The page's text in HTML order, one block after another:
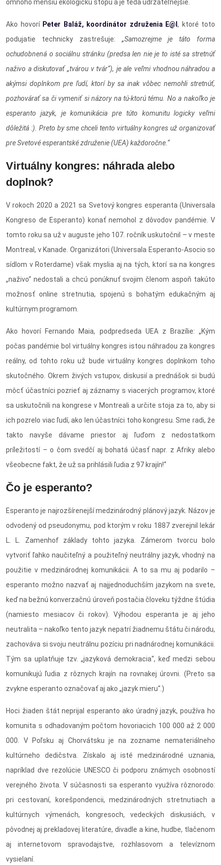
omnoho menšiu ekologickú stopu a je teda udržateľnejšie.
Ako hovorí Peter Baláž, koordinátor združenia E@I , ktoré toto
podujatie technicky zastrešuje: „Samozrejme je táto forma
ochudobnená o sociálnu stránku (predsa len nie je to isté sa stretnúť
naživo a diskutovať „tvárou v tvár“), je ale veľmi vhodnou náhradou a
akýmsi doplnkom pre ľudí, ktorí by sa inak vôbec nemohli stretnúť,
pozhovárať sa či vymeniť si názory na tú-ktorú tému. No a nakoľko je
esperanto jazyk, je komunikácia pre túto komunitu logicky veľmi
dôležitá :). Preto by sme chceli tento virtuálny kongres už organizovať
pre Svetové esperantské združenie (UEA) každoročne.“
Virtuálny kongres: náhrada alebo
doplnok?
V rokoch 2020 a 2021 sa Svetový kongres esperanta (Universala
Kongreso de Esperanto) konať nemohol z dôvodov pandémie. V
tomto roku sa už v auguste jeho 107. ročník uskutočnil – v meste
Montreal, v Kanade. Organizátori (Universala Esperanto-Asocio so
sídlom v Roterdame) však myslia aj na tých, ktorí sa na kongres
„naživo“ nedostali a chcú ponúknuť svojim členom aspoň takúto
možnosť online stretnutia, spojenú s bohatým edukačným aj
kultúrnym programom.
Ako hovorí Fernando Maia, podpredseda UEA z Brazílie: „Kým
počas pandémie bol virtuálny kongres istou náhradou za kongres
reálny, od tohto roku už bude virtuálny kongres doplnkom toho
skutočného. Okrem živých vstupov, diskusií a prednášok si budú
môcť účastníci pozrieť aj záznamy s viacerých programov, ktoré
sa uskutočnili na kongrese v Montreali a určite stoja za to, aby si
ich pozrelo viac ľudí, ako len účastníci toho kongresu. Sme radi, že
takto navyše dávame priestor aj ľuďom z nedostatkom
príležitostí – o čom svedčí aj bohatá účasť napr. z Afriky alebo
všeobecne fakt, že už sa prihlásili ľudia z 97 krajín!“
Čo je esperanto?
Esperanto je najrozšírenejší medzinárodný plánový jazyk. Názov je
odvodený od pseudonymu, pod ktorým v roku 1887 zverejnil lekár
L. L. Zamenhof základy tohto jazyka. Zámerom tvorcu bolo
vytvoriť ľahko naučiteľný a použiteľný neutrálny jazyk, vhodný na
použitie v medzinárodnej komunikácii. A to sa mu aj podarilo –
esperanto možno nazvať aj najjednoduchším jazykom na svete,
keď na bežnú konverzačnú úroveň postačia človeku týždne štúdia
(namiesto mesiacov či rokov). Výhodou esperanta je aj jeho
neutralita – nakoľko tento jazyk nepatrí žiadnemu štátu či národu,
zachováva si svoju neutrálnu pozíciu pri nadnárodnej komunikácii.
Tým sa uplatňuje tzv. „jazyková demokracia“, keď medzi sebou
komunikujú ľudia z rôznych krajín na rovnakej úrovni. (Preto sa
zvykne esperanto označovať aj ako „jazyk mieru“.)
Hoci žiaden štát neprijal esperanto ako úradný jazyk, používa ho
komunita s odhadovaným počtom hovoriacich 100 000 až 2 000
000. V Poľsku aj Chorvátsku je na zozname nemateriálneho
kultúrneho dedičstva. Získalo aj isté medzinárodné uznania,
napríklad dve rezolúcie UNESCO či podporu známych osobností
verejného života. V súčasnosti sa esperanto využíva rôznorodo:
pri cestovaní, korešpondencii, medzinárodných stretnutiach a
kultúrnych výmenách, kongresoch, vedeckých diskusiách, v
pôvodnej aj prekladovej literatúre, divadle a kine, hudbe, tlačenom
aj internetovom spravodajstve, rozhlasovom a televíznom
vysielaní.